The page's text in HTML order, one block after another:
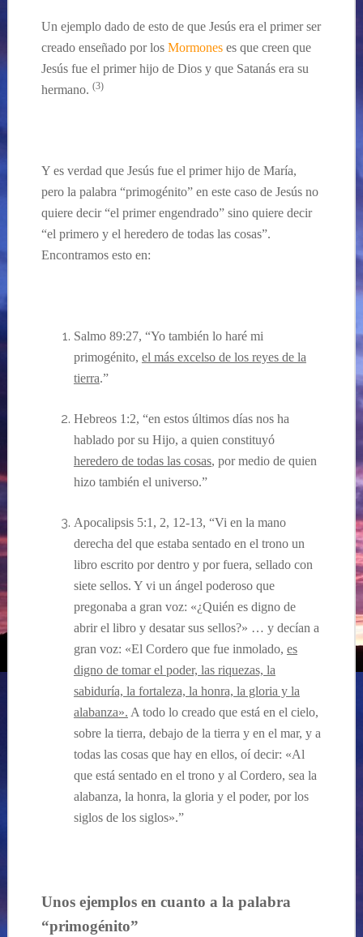
Un ejemplo dado de esto de que Jesúsera el primer ser
creado enseñado porlos Mormones es que creen que
Jesús fue el primer hijo de Dios y que Satanás era su
hermano. (3)
Y es verdad que Jesús fue el primer hijo de María,
pero la palabra “primogénito” en este caso de Jesús no
quiere decir “el primer engendrado” sino quiere decir
“el primero y el heredero de todas las cosas”.
Encontramos esto en:
Salmo 89:27, “Yo también lo haré mi
primogénito, el más excelso de los reyes de la
tierra.”
Hebreos 1:2, “en estos últimos días nos ha
hablado por su Hijo, a quien constituyó
heredero de todas las cosas, por medio de quien
hizo también el universo.”
Apocalipsis 5:1, 2, 12-13, “Vi en la mano
derecha del que estaba sentado en el trono un
libro escrito por dentro y por fuera, sellado con
siete sellos. Y vi un ángel poderoso que
pregonaba a gran voz: «¿Quién es digno de
abrir el libro y desatar sus sellos?» … y decían a
gran voz: «El Cordero que fue inmolado, es
digno de tomar el poder, las riquezas, la
sabiduría, la fortaleza, la honra, la gloria y la
alabanza». A todo lo creado que está en el cielo,
sobre la tierra, debajo de la tierra y en el mar, y a
todas las cosas que hay en ellos, oí decir: «Al
que está sentado en el trono y al Cordero, sea la
alabanza, la honra, la gloria y el poder, por los
siglos de los siglos».”
Unosejemplos en cuanto a la palabra
“primogénito”